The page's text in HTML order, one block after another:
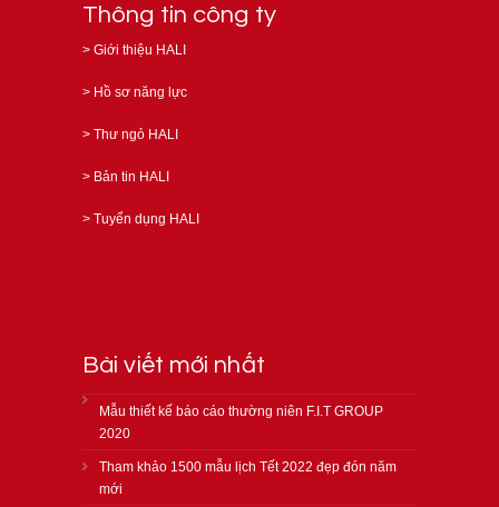
Thông tin công ty
> Giới thiệu HALI
> Hồ sơ năng lực
> Thư ngỏ HALI
> Bản tin HALI
> Tuyển dụng HALI
Bài viết mới nhất
Mẫu thiết kế báo cáo thường niên F.I.T GROUP
2020
Tham khảo 1500 mẫu lịch Tết 2022 đẹp đón năm
mới